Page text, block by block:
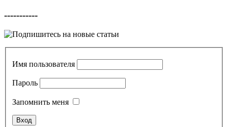
-----------
Имя пользователя
Пароль
Запомнить меня